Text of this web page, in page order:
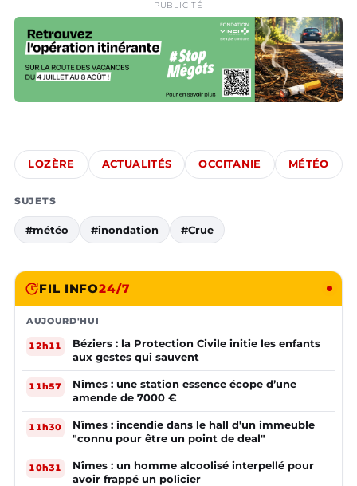
PUBLICITÉ
LOZÈRE ACTUALITÉS OCCITANIE MÉTÉO
SUJETS
#météo #inondation #Crue
FIL INFO24/7
AUJOURD'HUI
12h11
Béziers : la Protection Civile initie les enfants
aux gestes qui sauvent
11h57
Nîmes : une station essence écope d’une
amende de 7000 €
11h30
Nîmes : incendie dans le hall d'un immeuble
"connu pour être un point de deal"
10h31
Nîmes : un homme alcoolisé interpellé pour
avoir frappé un policier